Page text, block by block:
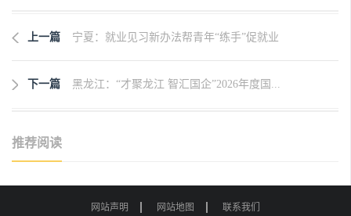
上一篇 宁夏：就业见习新办法帮青年“练手”促就业
下一篇 黑龙江：“才聚龙江 智汇国企”2026年度国...
推荐阅读
网站声明 网站地图 联系我们